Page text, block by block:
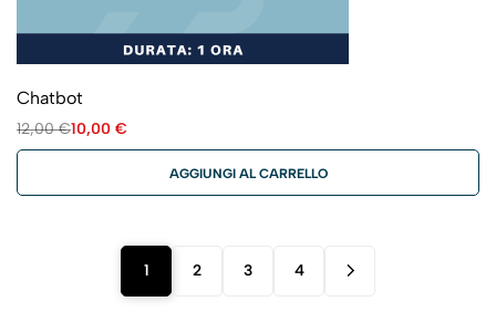
Chatbot
12,00€10,00 €
AGGIUNGI AL CARRELLO
1 2 3 4